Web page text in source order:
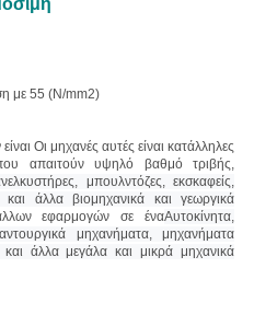
με 55 (N/mm2)
είναι Οι μηχανές αυτές είναι κατάλληλες
απαιτούν υψηλό βαθμό τριβής,
μπουλντόζες, εκσκαφείς,
άλλα βιομηχανικά και γεωργικά
εφαρμογών σε έναΑυτοκίνητα,
μηχανήματα, μηχανήματα
άλλα μεγάλα και μικρά μηχανικά